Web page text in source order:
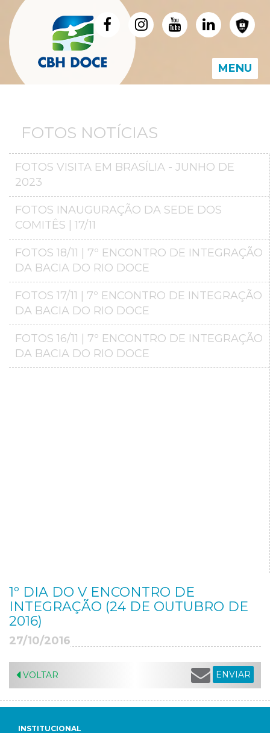
MENU
FOTOS NOTÍCIAS
FOTOS VISITA EM BRASÍLIA - JUNHO DE
2023
FOTOS INAUGURAÇÃO DA SEDE DOS
COMITÊS | 17/11
FOTOS 18/11 | 7º ENCONTRO DE INTEGRAÇÃO
DA BACIA DO RIO DOCE
FOTOS 17/11 | 7º ENCONTRO DE INTEGRAÇÃO
DA BACIA DO RIO DOCE
FOTOS 16/11 | 7º ENCONTRO DE INTEGRAÇÃO
DA BACIA DO RIO DOCE
1º DIA DO V ENCONTRO DE
INTEGRAÇÃO (24 DE OUTUBRO DE
2016)
27/10/2016
VOLTAR ENVIAR
INSTITUCIONAL